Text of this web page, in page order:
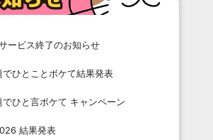
ービス終了のお知らせ
でひとことボケて結果発表
でひと言ボケて キャンペーン
結果発表